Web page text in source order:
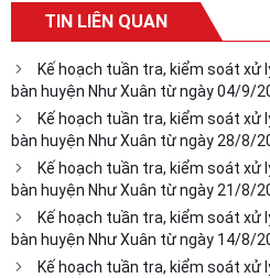
TIN LIÊN QUAN
Kế hoạch tuần tra, kiểm soát xử
bàn huyện Như Xuân từ ngày 04/9/
Kế hoạch tuần tra, kiểm soát xử
bàn huyện Như Xuân từ ngày 28/8/
Kế hoạch tuần tra, kiểm soát xử
bàn huyện Như Xuân từ ngày 21/8/
Kế hoạch tuần tra, kiểm soát xử
bàn huyện Như Xuân từ ngày 14/8/
Kế hoạch tuần tra, kiểm soát xử